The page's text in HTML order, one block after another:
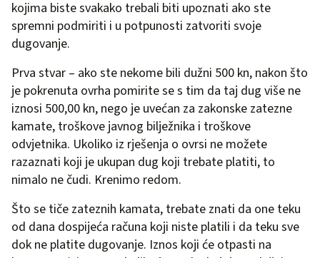
kojima biste svakako trebali biti upoznati ako ste
spremni podmiriti i u potpunosti zatvoriti svoje
dugovanje.
Prva stvar – ako ste nekome bili dužni 500 kn, nakon što
je pokrenuta ovrha pomirite se s tim da taj dug više ne
iznosi 500,00 kn, nego je uvećan za zakonske zatezne
kamate, troškove javnog bilježnika i troškove
odvjetnika. Ukoliko iz rješenja o ovrsi ne možete
razaznati koji je ukupan dug koji trebate platiti, to
nimalo ne čudi. Krenimo redom.
Što se tiče zateznih kamata, trebate znati da one teku
od dana dospijeća računa koji niste platili i da teku sve
dok ne platite dugovanje. Iznos koji će otpasti na